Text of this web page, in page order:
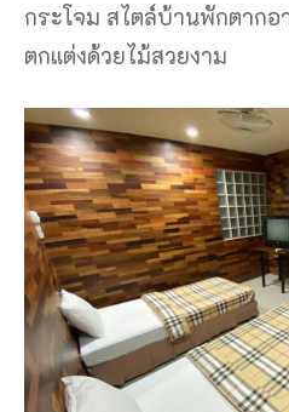
กระโจม สไตล์บ้านพักตากอ
ตกแต่งด้วยไม้สวยงาม